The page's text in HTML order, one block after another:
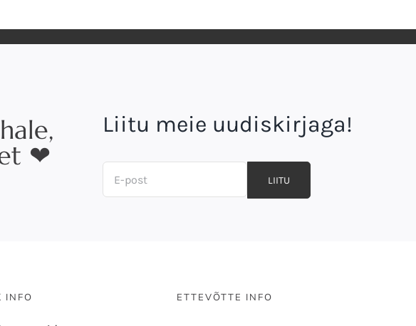
❤
Liitu meie uudiskirjaga!
LIITU
INFO ETTEVÕTTE INFO